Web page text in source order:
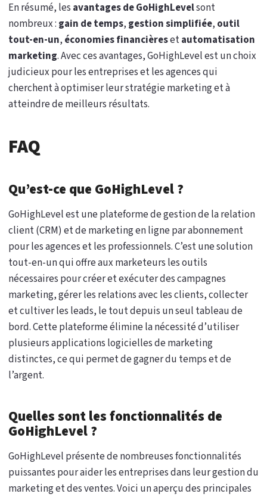
En résumé, les avantages de GoHighLevelsont
nombreux : gain de temps, gestion simplifiée, outil
tout-en-un, économies financièresetautomatisation
marketing. Avec ces avantages, GoHighLevel est un choix
judicieux pour les entreprises et les agences qui
cherchent à optimiser leur stratégie marketing et à
atteindre de meilleurs résultats.
FAQ
Qu’est-ce que GoHighLevel ?
GoHighLevel est une plateforme de gestion de la relation
client (CRM) et de marketing en ligne par abonnement
pour les agences et les professionnels. C’est une solution
tout-en-un qui offre aux marketeurs les outils
nécessaires pour créer et exécuter des campagnes
marketing, gérer les relations avec les clients, collecter
et cultiver les leads, le tout depuis un seul tableau de
bord. Cette plateforme élimine la nécessité d’utiliser
plusieurs applications logicielles de marketing
distinctes, ce qui permet de gagner du temps et de
l’argent.
Quelles sont les fonctionnalités de
GoHighLevel ?
GoHighLevel présente de nombreuses fonctionnalités
puissantes pour aider les entreprises dans leur gestion du
marketing et des ventes. Voici un aperçu des principales